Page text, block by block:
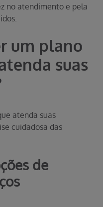
no atendimento e pela
um plano
suas
atenda suas
cuidadosa das
de